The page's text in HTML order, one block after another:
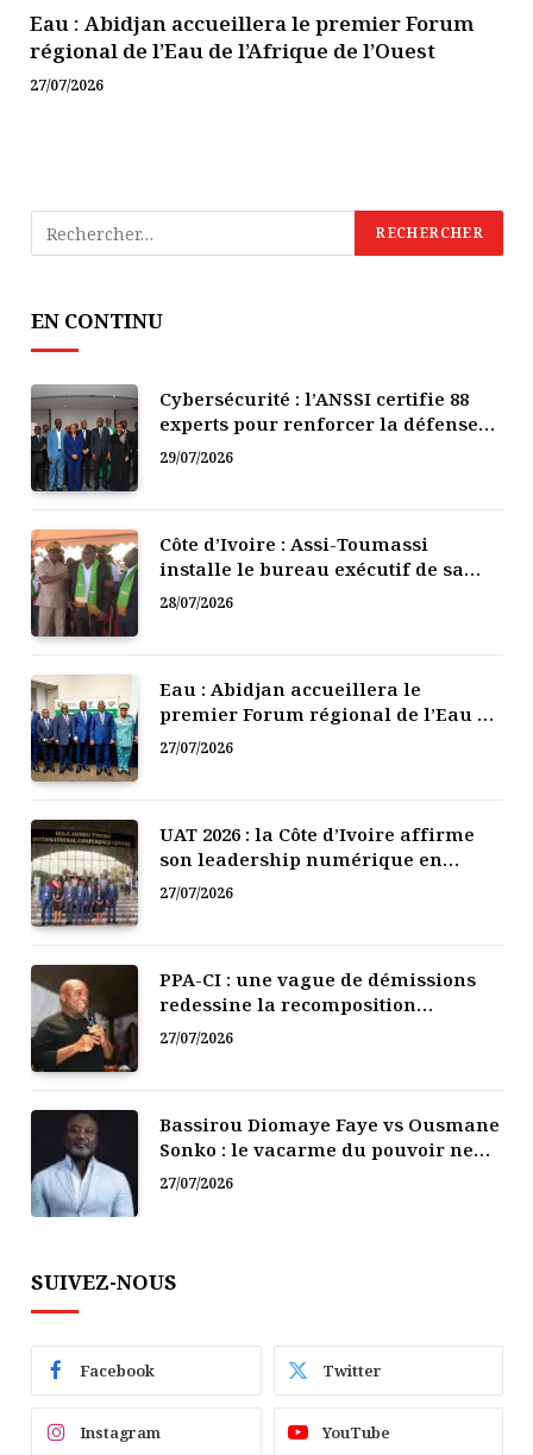
Eau : Abidjan accueillera le premier Forum
régional de l’Eau de l’Afrique de l’Ouest
27/07/2026
EN CONTINU
Cybersécurité : l’ANSSI certifie 88
experts pour renforcer la défense
numérique de la Côte d’Ivoire
29/07/2026
Côte d’Ivoire : Assi-Toumassi
installe le bureau exécutif de sa
mutuelle de développement
28/07/2026
Eau : Abidjan accueillera le
premier Forum régional de l’Eau de
l’Afrique de l’Ouest
27/07/2026
UAT 2026 : la Côte d’Ivoire affirme
son leadership numérique en
Afrique
27/07/2026
PPA-CI : une vague de démissions
redessine la recomposition
politique
27/07/2026
Bassirou Diomaye Faye vs Ousmane
Sonko : le vacarme du pouvoir ne
doit pas faire oublier les liens de la
27/07/2026
SUIVEZ-NOUS
Facebook Twitter
Instagram YouTube